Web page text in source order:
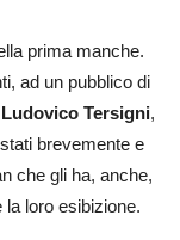
prima manche.
ad un pubblico di
Ludovico Tersigni,
brevemente e
che gli ha, anche,
la loro esibizione.